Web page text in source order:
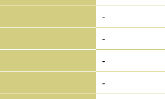
-
-
-
-